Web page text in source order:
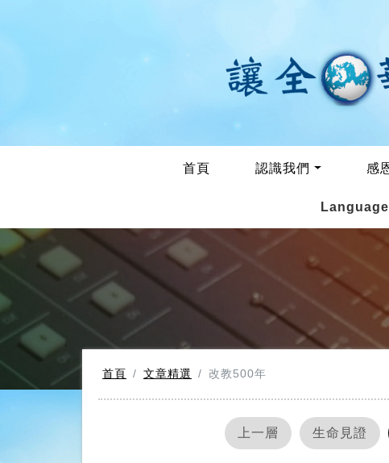
首頁 認識我們 感
Language
首頁 文章精選 改教500年
上一層 生命見證